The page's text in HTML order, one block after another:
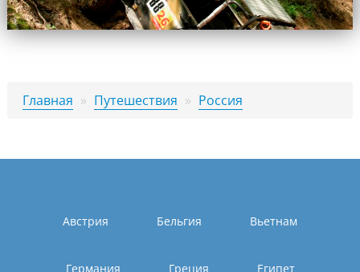
Главная » Путешествия » Россия
Австрия Бельгия Вьетнам
Германия Греция Египет